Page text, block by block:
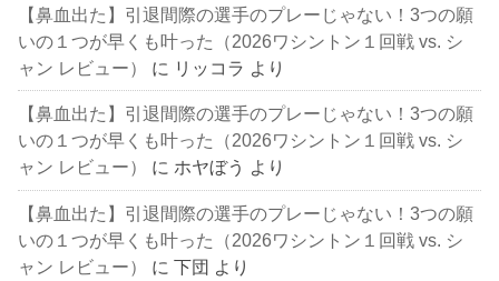
【鼻血出た】引退間際の選手のプレーじゃない！3つの願
いの１つが早くも叶った（2026ワシントン１回戦 vs. シ
ャン レビュー）
に リッコラ より
【鼻血出た】引退間際の選手のプレーじゃない！3つの願
いの１つが早くも叶った（2026ワシントン１回戦 vs. シ
ャン レビュー）
に ホヤぼう より
【鼻血出た】引退間際の選手のプレーじゃない！3つの願
いの１つが早くも叶った（2026ワシントン１回戦 vs. シ
ャン レビュー）
に下団 より